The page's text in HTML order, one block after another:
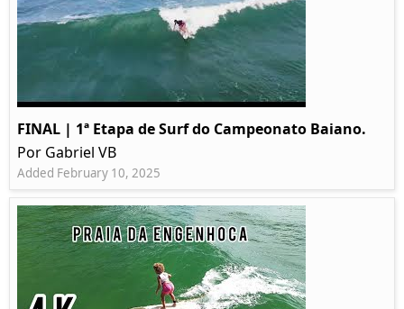
FINAL | 1ª Etapa de Surf do Campeonato Baiano.
Por Gabriel VB
Added February 10, 2025